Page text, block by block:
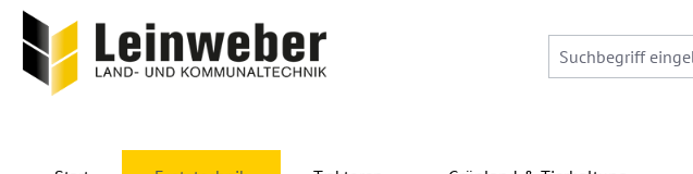
Hauptinhalt springen
Zur Suche springen
Zur Hauptnavigation springen